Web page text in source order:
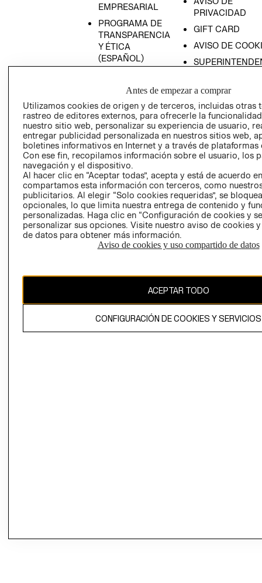
EMPRESARIAL
PROGRAMA DE
TRANSPARENCIA
Y ÉTICA
(ESPAÑOL)
TRANSPARENCIA
PRIVACIDAD
GIFT CARD
AVISO DE
PETICIONES
QUEJAS Y
RECLAMOS
Colombia ($)
CAMBIAR REGIÓN
El contenido de esta página web está protegido por copyright y es
propiedad de H&M Hennes & Mauritz AB.
Antes de empezar a comprar
Utilizamos cookies de origen y de terceros, incluidas otras
rastreo de editores externos, para ofrecerle la
nuestro sitio web, personalizar su experiencia de usuario,
entregar publicidad personalizada en nuestros sitios web,
boletines informativos en Internet y a través de plataformas
Con ese fin, recopilamos información sobre el usuario, los
navegación y el dispositivo.
Al hacer clic en “Aceptar todas”, acepta y está de acuerdo
compartamos esta información con terceros, como
publicitarios. Al elegir “Solo cookies requeridas”, se
opcionales, lo que limita nuestra entrega de contenido y
personalizadas. Haga clic en “Configuración de cookies y
personalizar sus opciones. Visite nuestro aviso de cookies
de datos para obtener más información.
Aviso de cookies y uso compartido de datos
ACEPTAR TODO
CONFIGURACIÓN DE COOKIES Y SERVICIOS